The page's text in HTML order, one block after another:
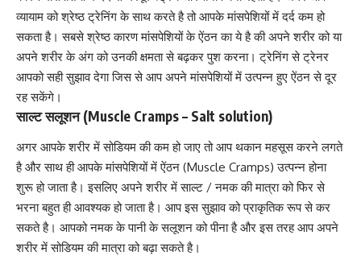
व्यायाम को श्रेष्ठ ट्रेनिंग के साथ करते है तो आपके मांसपेशियों मेंदर्द कम हो
सकता है। सबसे श्रेष्ठ कारण मांसपेशियों के ऐंठन का ये है की अपने शरीर को या
अपने शरीर के अंग को उनकी क्षमता से बढ़कर पुश करना। ट्रेनिंग से ट्रेनर
आपको सही सुझाव देगा जिस से आप अपने मांसपेशियों में उत्पन्न हुए ऐंठन से दूर
रह सकेंगे।
साल्ट सलूशन (Muscle Cramps – Salt solution)
अगर आपके शरीर में सोडियम की कम हो जाए तो आप थकान महसूस करने लगते
है और साथ ही आपके मांसपेशियों में ऐंठन (Muscle Cramps) उत्पन्न होना
शुरू हो जाता है। इसलिए अपने शरीर में साल्ट / नमक की मात्रा को फिर से
भरना बहुत ही आवश्यक हो जाता है। आप इस सुझाव को प्राकृतिक रूप से कर
सकते है। आपको नमक के पानी के सलूशन को पीना है और इस तरह आप अपने
शरीर में सोडियम की मात्रा को बढ़ा सकते है।